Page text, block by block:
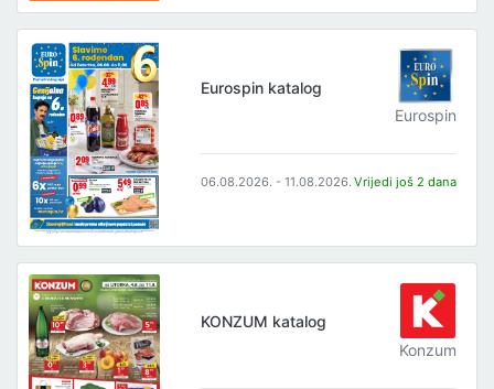
Eurospin katalog
Eurospin
06.08.2026. - 11.08.2026. Vrijedi još 2 dana
KONZUM katalog
Konzum